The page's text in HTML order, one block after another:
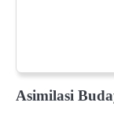
Asimilasi